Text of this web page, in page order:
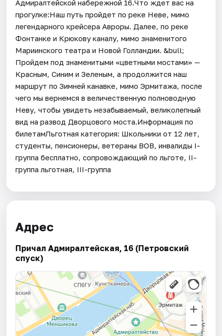
Адмиралтейской набережной 16.Что ждет вас на
прогулке:Наш путь пройдет по реке Неве, мимо
легендарного крейсера Авроры. Далее, по реке
Фонтанке и Крюкову каналу, мимо знаменитого
Мариинского театра и Новой Голландии. &bull;
Пройдем под знаменитыми «цветными мостами» —
Красным, Синим и Зеленым, а продолжится наш
маршрут по Зимней канавке, мимо Эрмитажа, после
чего мы вернемся в величественную полноводную
Неву, чтобы увидеть незабываемый, великолепный
вид на развод Дворцового моста.Информация по
билетамЛьготная категория: Школьники от 12 лет,
студенты, пенсионеры, ветераны ВОВ, инвалиды I-
группа бесплатно, сопровождающий по льготе, II-
группа льготная, III-группа
Адрес
Причал Адмиралтейская, 16 (Петровский
спуск)